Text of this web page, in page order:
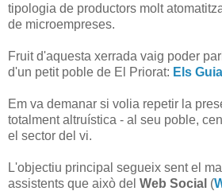
tipologia de productors molt
de microempreses.
Fruit d'aquesta xerrada vaig poder
d'un petit poble de El Priorat: Els
Em va demanar si volia repetir la
totalment altruística - al seu poble,
el sector del vi.
L'objectiu principal segueix sent el
assistents que això del Web Social (